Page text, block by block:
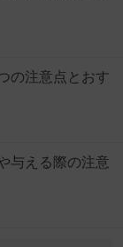
の注意点とおす
与える際の注意